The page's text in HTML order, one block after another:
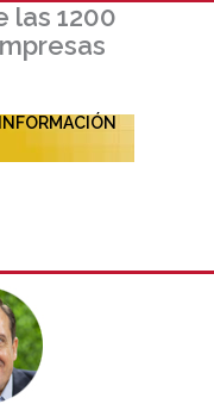
las 1200